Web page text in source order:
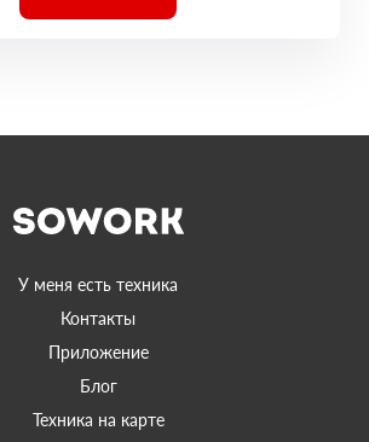
У меня есть техника
Контакты
Приложение
Блог
Техника на карте